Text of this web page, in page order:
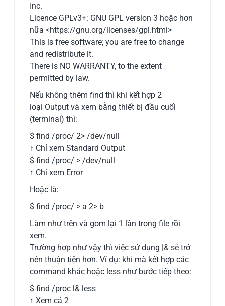
Inc.
Licence GPLv3+: GNU GPL version 3 hoặc hơn
nữa <https://gnu.org/licenses/gpl.html>
This is free software; you are free to change
and redistribute it.
There is NO WARRANTY, to the extent
permitted by law.
Nếu không thêm find thì khi kết hợp 2
loại Output và xem bằng thiết bị đầu cuối
(terminal) thì:
$ find /proc/ 2> /dev/null
↑ Chỉ xem Standard Output
$ find /proc/ > /dev/null
↑ Chỉ xem Error
Hoặc là:
$ find /proc/ > a 2> b
Làm như trên và gom lại 1 lần trong file rồi
xem.
Trường hợp như vậy thì việc sử dụng |& sẽ trở
nên thuận tiện hơn. Ví dụ: khi mà kết hợp các
command khác hoặc less như bước tiếp theo:
$ find /proc l& less
↑ Xem cả 2